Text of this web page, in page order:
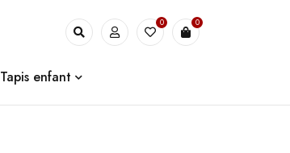
0 0
Tapis enfant